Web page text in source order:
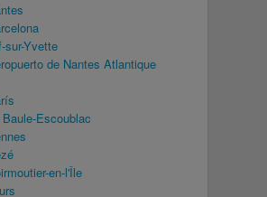
Yvette
de Nantes Atlantique
Escoublac
en-l'Île